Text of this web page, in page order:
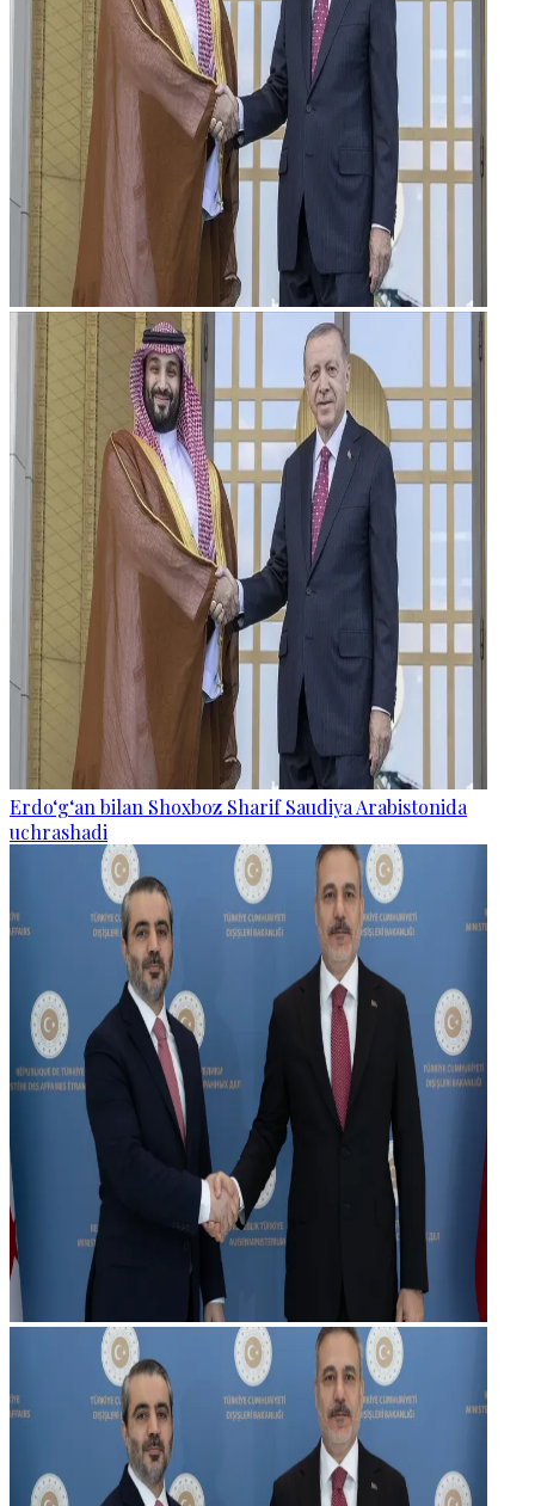
Erdo‘g‘an bilan Shoxboz Sharif Saudiya Arabistonida
uchrashadi